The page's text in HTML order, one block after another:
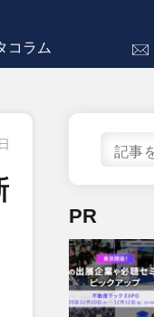
コラム
PR